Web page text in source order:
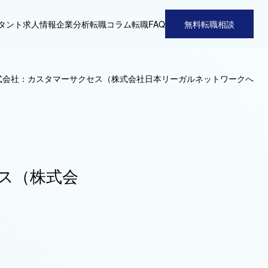
ント求人情報企業分析転職コラム転職FAQ 無料転職相談
社：カスタマーサクセス（株式会社日本リーガルネットワークへ
（株式会